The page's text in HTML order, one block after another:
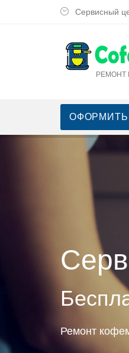
Сервисный
ОФОРМИТЬ
Ремонт